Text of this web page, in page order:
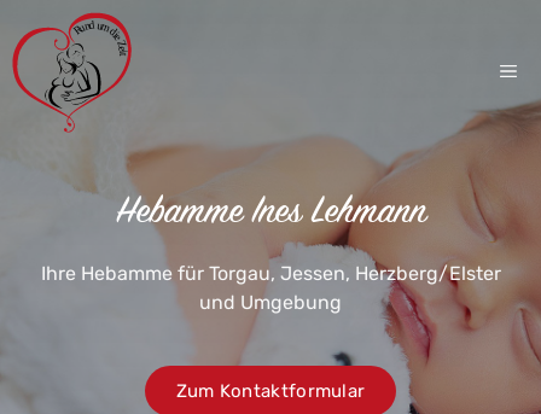
Inhalt
springen
Hebamme Ines Lehmann
Ihre Hebamme für Torgau, Jessen, Herzberg/Elster
und Umgebung
Zum Kontaktformular